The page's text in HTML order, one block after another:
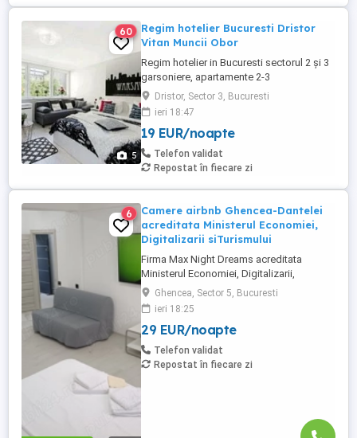
5
60
Regim hotelier Bucuresti Dristor
Vitan Muncii Obor
Regim hotelier in Bucuresti sectorul 2 și 3
garsoniere, apartamente 2-3
camere,utilate complet, mobilate modern,
aer conditionat,lenjerii prosoape
curate,poze reale, televizor Led, internet
WiFi, foarte curat, discret, De la 120 lei 3
ore De la 150 lei zi garsoniera 200-250 lei
zi 2 camere Nu acceptam ...
Dristor, Sector 3, Bucuresti
ieri 18:47
19 EUR/noapte
Telefon validat
Repostat în fiecare zi
6
Camere airbnb Ghencea-Dantelei
acreditata Ministerul Economiei,
Digitalizarii siTurismului
Firma Max Night Dreams acreditata
Ministerul Economiei, Digitalizarii,
Antreprenoriatului si Turismului închiriază
in regim hotelier in zona Drumul Taberei -
Ghencea diferite tipuri de camere Camera
single cu o suprafață totală de 16mp
150ei 3ore , 170lei noapte Camera dublă
cu o suprafață totală de ...
Ghencea, Sector 5, Bucuresti
ieri 18:25
29 EUR/noapte
Telefon validat
Repostat în fiecare zi